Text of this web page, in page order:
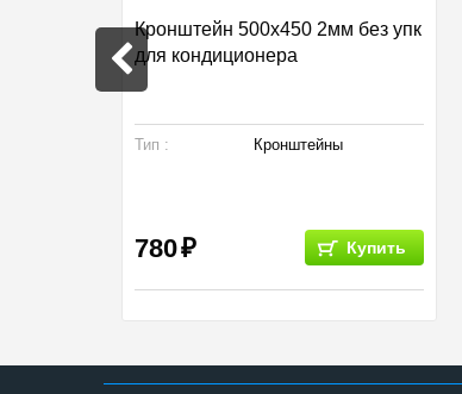
Кронштейн 500х450 2мм без упк
для кондиционера
Тип : Кронштейны
780 Купить